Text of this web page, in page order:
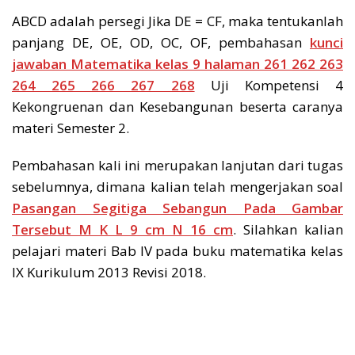
ABCD adalah persegi Jika DE = CF, maka tentukanlah
panjang DE, OE, OD, OC, OF, pembahasan kunci
jawaban Matematika kelas 9 halaman 261 262 263
264 265 266 267 268 Uji Kompetensi 4
Kekongruenan dan Kesebangunan beserta caranya
materi Semester 2.
Pembahasan kali ini merupakan lanjutan dari tugas
sebelumnya, dimana kalian telah mengerjakan soal
Pasangan Segitiga Sebangun Pada Gambar
Tersebut M K L 9 cm N 16 cm. Silahkan kalian
pelajari materi Bab IV pada buku matematika kelas
IX Kurikulum 2013 Revisi 2018.